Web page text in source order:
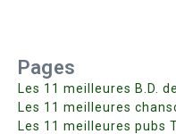
Pages
Les 11 meilleures B.D.
Les 11 meilleures
Les 11 meilleures pubs